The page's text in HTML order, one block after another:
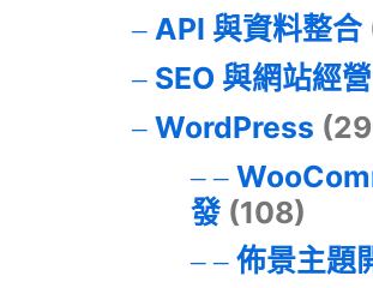
API 與資料整合
SEO 與網站經營
WordPress
發(108)
佈景主題